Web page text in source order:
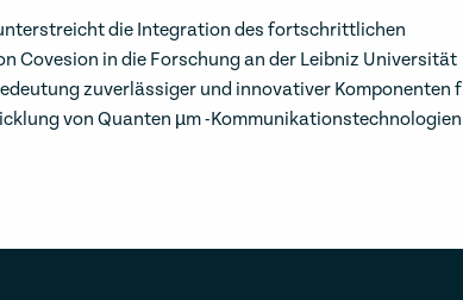
die Integration des fortschrittlichen
Covesion in die Forschung an der Leibniz Universität
zuverlässiger und innovativer Komponenten
von Quanten µm -